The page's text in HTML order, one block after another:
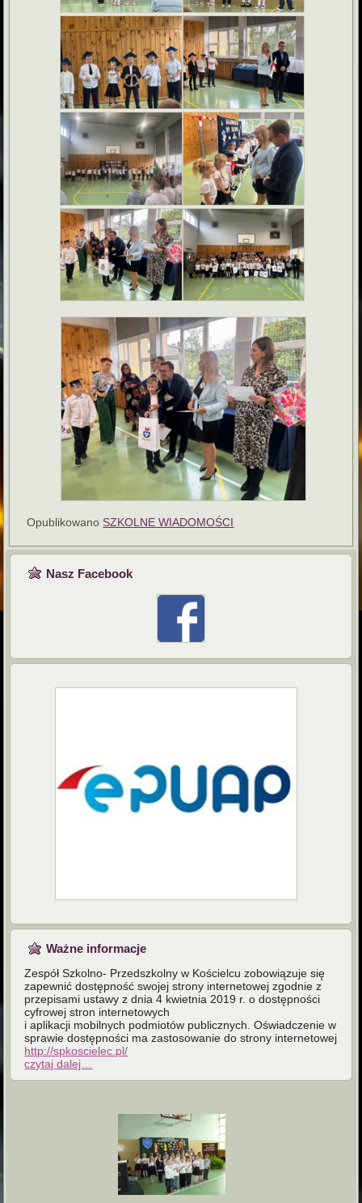
Opublikowano SZKOLNE WIADOMOŚCI
Nasz Facebook
Ważne informacje
Zespół Szkolno- Przedszkolny w Kościelcu zobowiązuje się
zapewnić dostępność swojej strony internetowej zgodnie z
przepisami ustawy z dnia 4 kwietnia 2019 r. o dostępności
cyfrowej stron internetowych
i aplikacji mobilnych podmiotów publicznych. Oświadczenie w
sprawie dostępności ma zastosowanie do strony internetowej
http://spkoscielec.pl/
czytaj dalej…